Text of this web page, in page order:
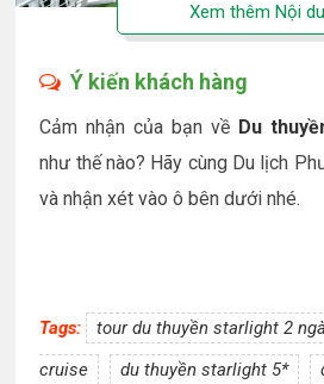
Du thuyền Starlight
Ý kiến khách hàng
Cảm nhận của bạn về Du
như thế nào? Hãy cùng Du lịch
và nhận xét vào ô bên dưới nhé.
Tags: tour du thuyền starlight 2
cruise
du thuyền starlight 5*